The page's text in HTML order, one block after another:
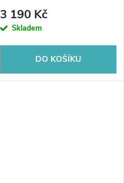
3 190 Kč
Skladem
DO KOŠÍKU